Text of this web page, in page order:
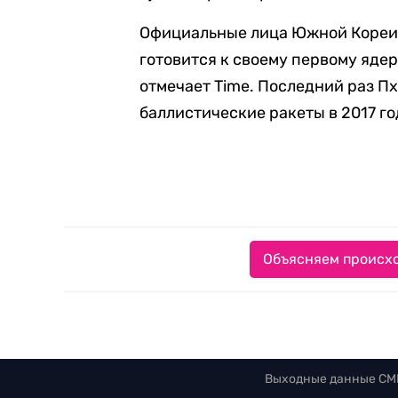
Официальные лица Южной
готовится к своему первому
отмечает Time. Последний раз
баллистические ракеты в 2017
Объясняем
Выходные данные